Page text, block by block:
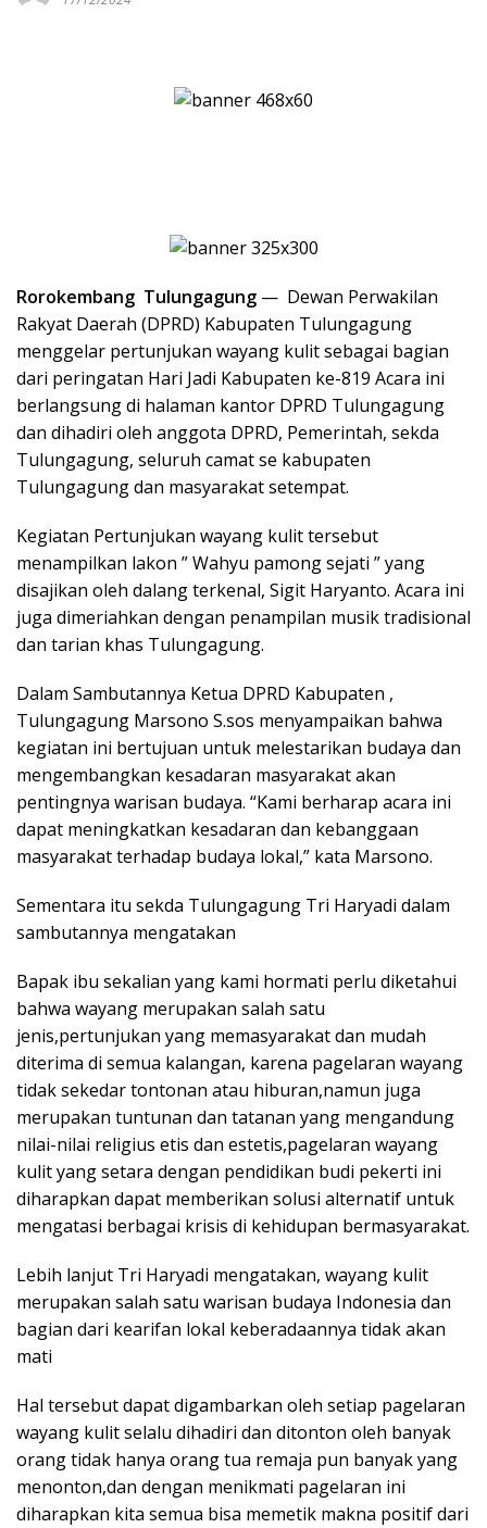
Rorokembang Tulungagung — Dewan Perwakilan
Rakyat Daerah (DPRD) Kabupaten Tulungagung
menggelar pertunjukan wayang kulit sebagai bagian
dari peringatan Hari Jadi Kabupaten ke-819 Acara ini
berlangsung di halaman kantor DPRD Tulungagung
dan dihadiri oleh anggota DPRD, Pemerintah, sekda
Tulungagung, seluruh camat se kabupaten
Tulungagung dan masyarakat setempat.
Kegiatan Pertunjukan wayang kulit tersebut
menampilkan lakon ” Wahyu pamong sejati ” yang
disajikan oleh dalang terkenal, Sigit Haryanto. Acara ini
juga dimeriahkan dengan penampilan musik tradisional
dan tarian khas Tulungagung.
Dalam Sambutannya Ketua DPRD Kabupaten ,
Tulungagung Marsono S.sos menyampaikan bahwa
kegiatan ini bertujuan untuk melestarikan budaya dan
mengembangkan kesadaran masyarakat akan
pentingnya warisan budaya. “Kami berharap acara ini
dapat meningkatkan kesadaran dan kebanggaan
masyarakat terhadap budaya lokal,” kata Marsono.
Sementara itu sekda Tulungagung Tri Haryadi dalam
sambutannya mengatakan
Bapak ibu sekalian yang kami hormati perlu diketahui
bahwa wayang merupakan salah satu
jenis,pertunjukan yang memasyarakat dan mudah
diterima di semua kalangan, karena pagelaran wayang
tidak sekedar tontonan atau hiburan,namun juga
merupakan tuntunan dan tatanan yang mengandung
nilai-nilai religius etis dan estetis,pagelaran wayang
kulit yang setara dengan pendidikan budi pekerti ini
diharapkan dapat memberikan solusi alternatif untuk
mengatasi berbagai krisis di kehidupan bermasyarakat.
Lebih lanjut Tri Haryadi mengatakan, wayang kulit
merupakan salah satu warisan budaya Indonesia dan
bagian dari kearifan lokal keberadaannya tidak akan
mati
Hal tersebut dapat digambarkan oleh setiap pagelaran
wayang kulit selalu dihadiri dan ditonton oleh banyak
orang tidak hanya orang tua remaja pun banyak yang
menonton,dan dengan menikmati pagelaran ini
diharapkan kita semua bisa memetik makna positif dari